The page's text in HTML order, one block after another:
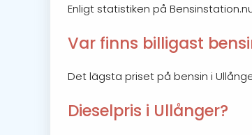
Enligt statistiken på
Var finns billigast
Det lägsta priset på bensin i
Dieselpris i Ullånger?